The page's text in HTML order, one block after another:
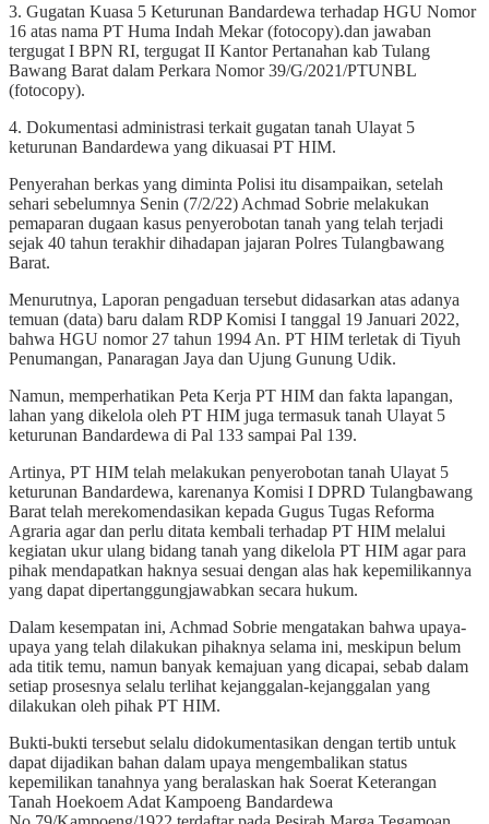
3. Gugatan Kuasa 5 Keturunan Bandardewa terhadap HGU Nomor
16 atas nama PT Huma Indah Mekar (fotocopy).dan jawaban
tergugat I BPN RI, tergugat II Kantor Pertanahan kab Tulang
Bawang Barat dalam Perkara Nomor 39/G/2021/PTUNBL
(fotocopy).
4. Dokumentasi administrasi terkait gugatan tanah Ulayat 5
keturunan Bandardewa yang dikuasai PT HIM.
Penyerahan berkas yang diminta Polisi itu disampaikan, setelah
sehari sebelumnya Senin (7/2/22) Achmad Sobrie melakukan
pemaparan dugaan kasus penyerobotan tanah yang telah terjadi
sejak 40 tahun terakhir dihadapan jajaran Polres Tulangbawang
Barat.
Menurutnya, Laporan pengaduan tersebut didasarkan atas adanya
temuan (data) baru dalam RDP Komisi I tanggal 19 Januari 2022,
bahwa HGU nomor 27 tahun 1994 An. PT HIM terletak di Tiyuh
Penumangan, Panaragan Jaya dan Ujung Gunung Udik.
Namun, memperhatikan Peta Kerja PT HIM dan fakta lapangan,
lahan yang dikelola oleh PT HIM juga termasuk tanah Ulayat 5
keturunan Bandardewa di Pal 133 sampai Pal 139.
Artinya, PT HIM telah melakukan penyerobotan tanah Ulayat 5
keturunan Bandardewa, karenanya Komisi I DPRD Tulangbawang
Barat telah merekomendasikan kepada Gugus Tugas Reforma
Agraria agar dan perlu ditata kembali terhadap PT HIM melalui
kegiatan ukur ulang bidang tanah yang dikelola PT HIM agar para
pihak mendapatkan haknya sesuai dengan alas hak kepemilikannya
yang dapat dipertanggungjawabkan secara hukum.
Dalam kesempatan ini, Achmad Sobrie mengatakan bahwa upaya-
upaya yang telah dilakukan pihaknya selama ini, meskipun belum
ada titik temu, namun banyak kemajuan yang dicapai, sebab dalam
setiap prosesnya selalu terlihat kejanggalan-kejanggalan yang
dilakukan oleh pihak PT HIM.
Bukti-bukti tersebut selalu didokumentasikan dengan tertib untuk
dapat dijadikan bahan dalam upaya mengembalikan status
kepemilikan tanahnya yang beralaskan hak Soerat Keterangan
Tanah Hoekoem Adat Kampoeng Bandardewa